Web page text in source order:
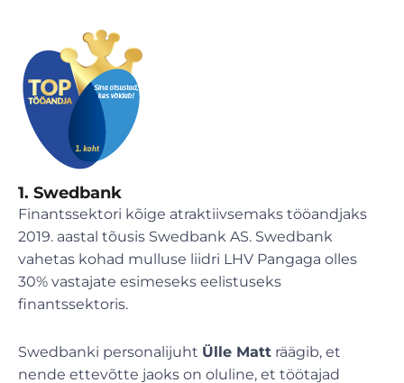
1. Swedbank
Finantssektori kõige atraktiivsemaks tööandjaks
2019. aastal tõusis Swedbank AS. Swedbank
vahetas kohad mulluse liidri LHV Pangaga olles
30% vastajate esimeseks eelistuseks
finantssektoris.
Swedbanki personalijuht Ülle Matt räägib, et
nende ettevõtte jaoks on oluline, et töötajad